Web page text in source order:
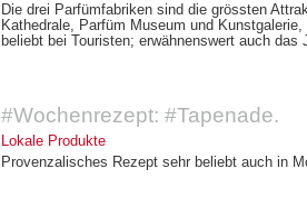
Die drei Parfümfabriken sind die grössten
Kathedrale, Parfüm Museum und
beliebt bei Touristen; erwähnenswert auch
#Wochenrezept: #Tapenade.
Lokale Produkte
Provenzalisches Rezept sehr beliebt auch in